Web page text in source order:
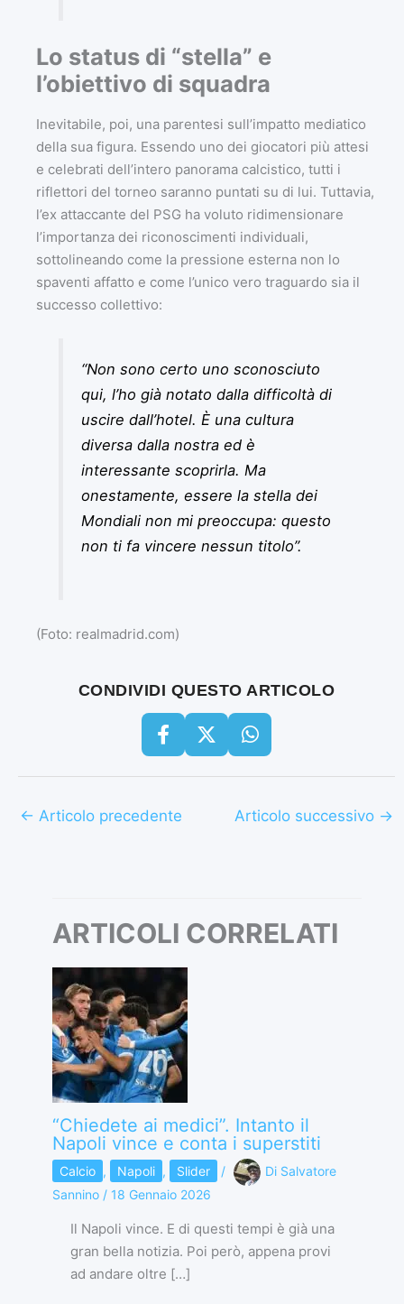
Lo status di “stella” e
l’obiettivo di squadra
Inevitabile, poi, una parentesi sull’impatto mediatico
della sua figura. Essendo uno dei giocatori più attesi
e celebrati dell’intero panorama calcistico, tutti i
riflettori del torneo saranno puntati su di lui. Tuttavia,
l’ex attaccante del PSG ha voluto ridimensionare
l’importanza dei riconoscimenti individuali,
sottolineando come la pressione esterna non lo
spaventi affatto e come l’unico vero traguardo sia il
successo collettivo:
“Non sono certo uno sconosciuto
qui, l’ho già notato dalla difficoltà di
uscire dall’hotel. È una cultura
diversa dalla nostra ed è
interessante scoprirla. Ma
onestamente, essere la stella dei
Mondiali non mi preoccupa: questo
non ti fa vincere nessun titolo”.
(Foto: realmadrid.com)
CONDIVIDI QUESTO ARTICOLO
← Articolo precedente Articolo successivo →
ARTICOLI CORRELATI
“Chiedete ai medici”. Intanto il
Napoli vince e conta i superstiti
Calcio , Napoli , Slider / Di Salvatore
Sannino / 18 Gennaio 2026
Il Napoli vince. E di questi tempi è già una
gran bella notizia. Poi però, appena provi
ad andare oltre […]